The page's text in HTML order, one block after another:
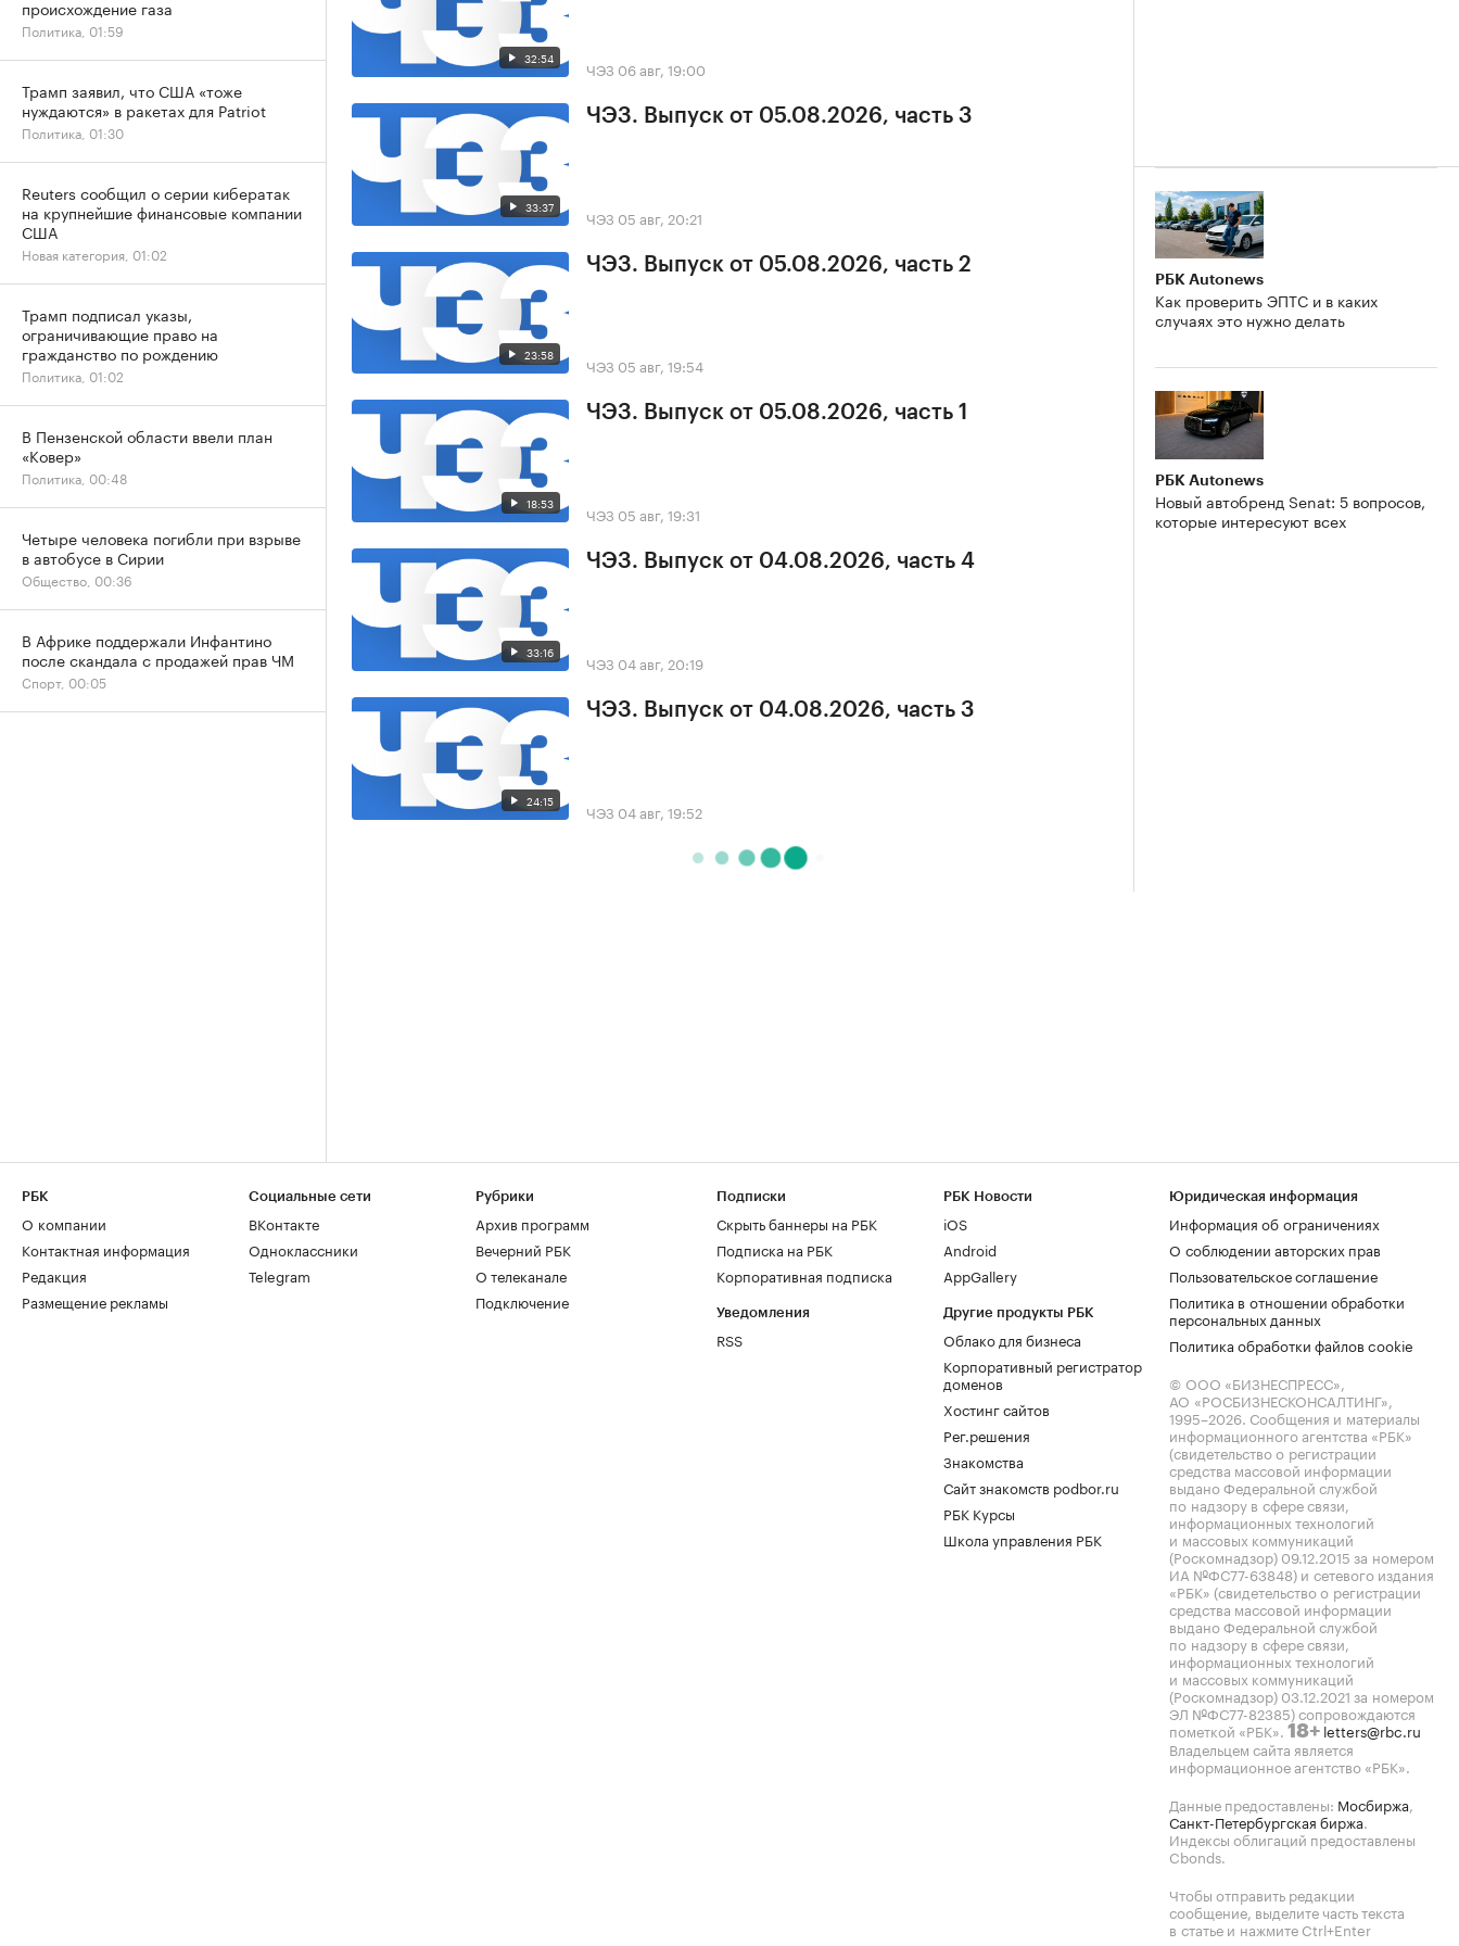
32:54 ЧЭЗ 06 авг, 19:00
33:37
ЧЭЗ. Выпуск от 05.08.2026, часть 3
ЧЭЗ 05 авг, 20:21
23:58
ЧЭЗ. Выпуск от 05.08.2026, часть 2
ЧЭЗ 05 авг, 19:54
18:53
ЧЭЗ. Выпуск от 05.08.2026, часть 1
ЧЭЗ 05 авг, 19:31
33:16
ЧЭЗ. Выпуск от 04.08.2026, часть 4
ЧЭЗ 04 авг, 20:19
24:15
ЧЭЗ. Выпуск от 04.08.2026, часть 3
ЧЭЗ 04 авг, 19:52
РБК Autonews
Как проверить ЭПТС и в каких
случаях это нужно делать
РБК Autonews
Новый автобренд Senat: 5 вопросов,
которые интересуют всех
происхождение газа
Политика, 01:59
Трамп заявил, что США «тоже
нуждаются» в ракетах для Patriot
Политика, 01:30
Reuters сообщил о серии кибератак
на крупнейшие финансовые компании
США
Новая категория, 01:02
Трамп подписал указы,
ограничивающие право на
гражданство по рождению
Политика, 01:02
В Пензенской области ввели план
«Ковер»
Политика, 00:48
Четыре человека погибли при взрыве
в автобусе в Сирии
Общество, 00:36
В Африке поддержали Инфантино
после скандала с продажей прав ЧМ
Спорт, 00:05
РБК
О компании
Контактная информация
Редакция
Размещение рекламы
Социальные сети
ВКонтакте
Одноклассники
Telegram
Рубрики
Архив программ
Вечерний РБК
О телеканале
Подключение
Подписки
Скрыть баннеры на РБК
Подписка на РБК
Корпоративная подписка
Уведомления
RSS
РБК Новости
iOS
Android
AppGallery
Другие продукты РБК
Облако для бизнеса
Корпоративный регистратор
доменов
Хостинг сайтов
Рег.решения
Знакомства
Сайт знакомств podbor.ru
РБК Курсы
Школа управления РБК
Юридическая информация
Информация об ограничениях
О соблюдении авторских прав
Пользовательское соглашение
Политика в отношении обработки
персональных данных
Политика обработки файлов cookie
© ООО «БИЗНЕСПРЕСС»,
АО «РОСБИЗНЕСКОНСАЛТИНГ»,
1995–2026. Сообщения и материалы
информационного агентства «РБК»
(свидетельство о регистрации
средства массовой информации
выдано Федеральной службой
по надзору в сфере связи,
информационных технологий
и массовых коммуникаций
(Роскомнадзор) 09.12.2015 за номером
ИА №ФС77-63848) и сетевого издания
«РБК» (свидетельство о регистрации
средства массовой информации
выдано Федеральной службой
по надзору в сфере связи,
информационных технологий
и массовых коммуникаций
(Роскомнадзор) 03.12.2021 за номером
ЭЛ №ФС77-82385) сопровождаются
пометкой «РБК». 18+ letters@rbc.ru
Владельцем сайта является
информационное агентство «РБК».
Данные предоставлены: Мосбиржа,
Санкт-Петербургская биржа.
Индексы облигаций предоставлены
Cbonds.
Чтобы отправить редакции
сообщение, выделите часть текста
в статье и нажмите Ctrl+Enter